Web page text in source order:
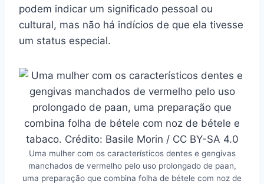
podem indicar um significado pessoal ou
cultural, mas não há indícios de que ela tivesse
um status especial.
Uma mulher com os característicos dentes e gengivas
manchados de vermelho pelo uso prolongado de paan,
uma preparação que combina folha de bétele com noz de